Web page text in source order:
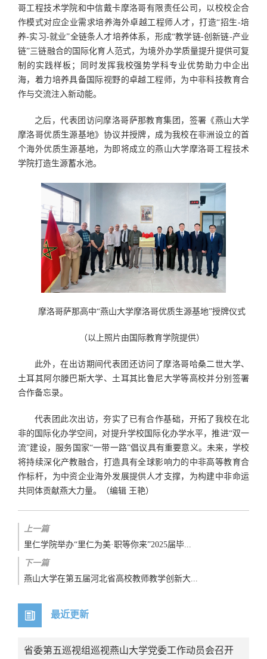
哥工程技术学院和中信戴卡摩洛哥有限责任公司，以校校企合
作模式对应企业需求培养海外卓越工程师人才，打造“招生-培
养-实习-就业”全链条人才培养体系，形成“教学链-创新链-产业
链”三链融合的国际化育人范式，为境外办学质量提升提供可复
制的实践样板；同时发挥我校强势学科专业优势助力中企出
海，着力培养具备国际视野的卓越工程师，为中非科技教育合
作与交流注入新动能。
之后，代表团访问摩洛哥萨那教育集团，签署《燕山大学
摩洛哥优质生源基地》协议并授牌，成为我校在非洲设立的首
个海外优质生源基地，为即将成立的燕山大学摩洛哥工程技术
学院打造生源蓄水池。
摩洛哥萨那高中“燕山大学摩洛哥优质生源基地”授牌仪式
（以上照片由国际教育学院提供）
此外，在出访期间代表团还访问了摩洛哥哈桑二世大学、
土耳其阿尔滕巴斯大学、土耳其比鲁尼大学等高校并分别签署
合作备忘录。
代表团此次出访，夯实了已有合作基础，开拓了我校在北
非的国际化办学空间，对提升学校国际化办学水平，推进“双一
流”建设，服务国家“一带一路”倡议具有重要意义。未来，学校
将持续深化产教融合，打造具有全球影响力的中非高等教育合
作标杆，为中资企业海外发展提供人才支撑，为构建中非命运
共同体贡献燕大力量。（编辑 王艳）
上一篇
里仁学院举办“里仁为美·职等你来”2025届毕...
下一篇
燕山大学在第五届河北省高校教师教学创新大...
最近更新
省委第五巡视组巡视燕山大学党委工作动员会召开